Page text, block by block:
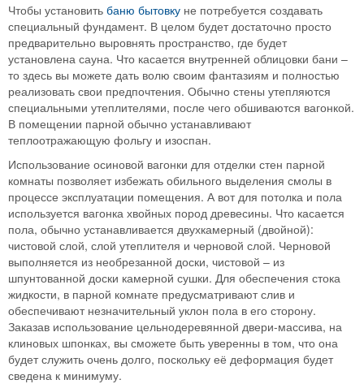
Чтобы установить баню бытовку не потребуется создавать
специальный фундамент. В целом будет достаточно просто
предварительно выровнять пространство, где будет
установлена сауна. Что касается внутренней облицовки бани –
то здесь вы можете дать волю своим фантазиям и полностью
реализовать свои предпочтения. Обычно стены утепляются
специальными утеплителями, после чего обшиваются вагонкой.
В помещении парной обычно устанавливают
теплоотражающую фольгу и изоспан.
Использование осиновой вагонки для отделки стен парной
комнаты позволяет избежать обильного выделения смолы в
процессе эксплуатации помещения. А вот для потолка и пола
используется вагонка хвойных пород древесины. Что касается
пола, обычно устанавливается двухкамерный (двойной):
чистовой слой, слой утеплителя и черновой слой. Черновой
выполняется из необрезанной доски, чистовой – из
шпунтованной доски камерной сушки. Для обеспечения стока
жидкости, в парной комнате предусматривают слив и
обеспечивают незначительный уклон пола в его сторону.
Заказав использование цельнодеревянной двери-массива, на
клиновых шпонках, вы сможете быть уверенны в том, что она
будет служить очень долго, поскольку её деформация будет
сведена к минимуму.